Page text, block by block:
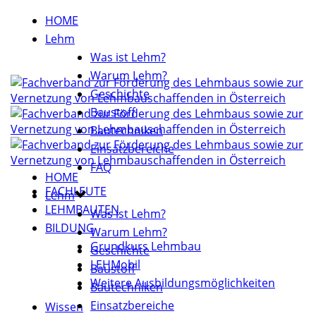
HOME
Lehm
Was ist Lehm?
Warum Lehm?
Geschichte
Baustoff
Bautechniken
Einsatzbereiche
FAQ
FACHLEUTE
LEHMBAUTEN
BILDUNG
Grundkurs Lehmbau
LEHMobil
Weitere Ausbildungsmöglichkeiten
Wissen
HOME
Lehm
Was ist Lehm?
Warum Lehm?
Geschichte
Baustoff
Bautechniken
Einsatzbereiche